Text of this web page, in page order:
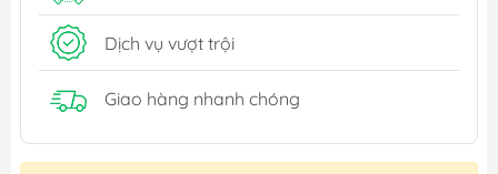
Dịch vụ vượt trội
Giao hàng nhanh chóng